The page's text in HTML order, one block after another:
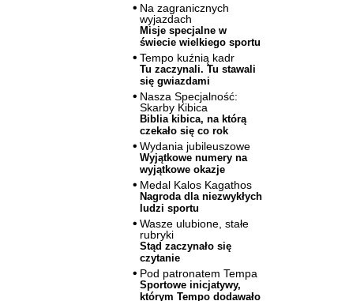
Na zagranicznych
wyjazdach
Misje specjalne w
świecie wielkiego sportu
Tempo kuźnią kadr
Tu zaczynali. Tu stawali
się gwiazdami
Nasza Specjalność:
Skarby Kibica
Biblia kibica, na którą
czekało się co rok
Wydania jubileuszowe
Wyjątkowe numery na
wyjątkowe okazje
Medal Kalos Kagathos
Nagroda dla niezwykłych
ludzi sportu
Wasze ulubione, stałe
rubryki
Stąd zaczynało się
czytanie
Pod patronatem Tempa
Sportowe inicjatywy,
którym Tempo dodawało